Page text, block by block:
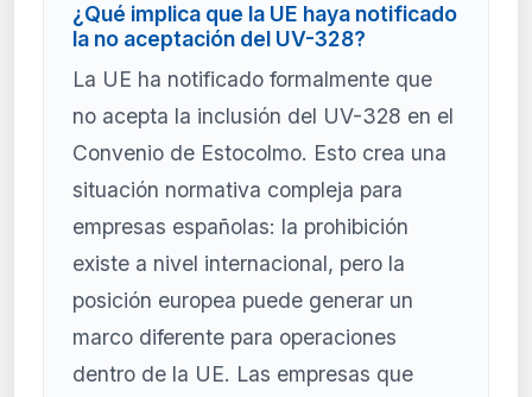
¿Qué implica que la UE haya notificado
la no aceptación del UV-328?
La UE ha notificado formalmente que
no acepta la inclusión del UV-328 en el
Convenio de Estocolmo. Esto crea una
situación normativa compleja para
empresas españolas: la prohibición
existe a nivel internacional, pero la
posición europea puede generar un
marco diferente para operaciones
dentro de la UE. Las empresas que